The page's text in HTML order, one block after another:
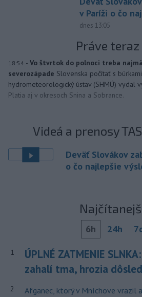
v Paríži o čo
dnes 13:05
Práve teraz
18:54 - Vo štvrtok do polnoci treba
severozápade Slovenska počítať s
hydrometeorologický ústav (SHMÚ) vydal
Platia aj v okresoch Snina a Sobrance.
Videá a prenosy
Deväť Slovákov
o čo najlepšie
6h 24h
1
ÚPLNÉ ZATMENIE
zahalí tma, hrozia
2
Afganec, ktorý v Mníchove vrazil